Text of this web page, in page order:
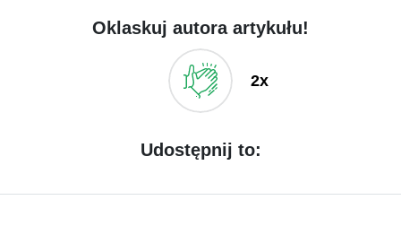
Oklaskuj autora artykułu!
2x
Udostępnij to: